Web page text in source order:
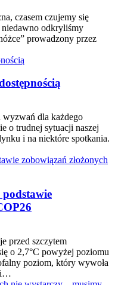
czasem czujemy się
niedawno odkryliśmy
prowadzony przez
wyzwań dla każdego
o trudnej sytuacji naszej
i na niektóre spotkania.
podstawie
przed szczytem
o 2,7°C powyżej poziomu
poziom, który wywoła
i…